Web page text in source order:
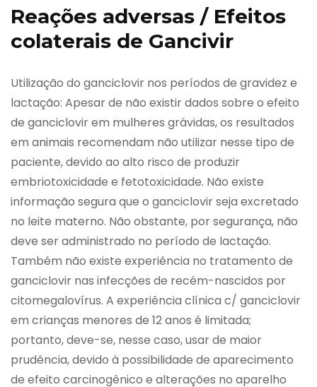
Reações adversas / Efeitos
colaterais de Gancivir
Utilização do ganciclovir nos períodos de gravidez e
lactação: Apesar de não existir dados sobre o efeito
de ganciclovir em mulheres grávidas, os resultados
em animais recomendam não utilizar nesse tipo de
paciente, devido ao alto risco de produzir
embriotoxicidade e fetotoxicidade. Não existe
informação segura que o ganciclovir seja excretado
no leite materno. Não obstante, por segurança, não
deve ser administrado no período de lactação.
Também não existe experiência no tratamento de
ganciclovir nas infecções de recém-nascidos por
citomegalovírus. A experiência clínica c/ ganciclovir
em crianças menores de 12 anos é limitada;
portanto, deve-se, nesse caso, usar de maior
prudência, devido à possibilidade de aparecimento
de efeito carcinogênico e alterações no aparelho